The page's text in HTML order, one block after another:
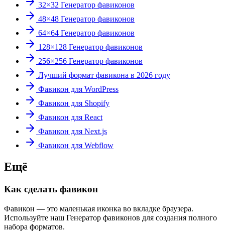
32×32 Генератор фавиконов
48×48 Генератор фавиконов
64×64 Генератор фавиконов
128×128 Генератор фавиконов
256×256 Генератор фавиконов
Лучший формат фавикона в 2026 году
Фавикон для WordPress
Фавикон для Shopify
Фавикон для React
Фавикон для Next.js
Фавикон для Webflow
Ещё
Как сделать фавикон
Фавикон — это маленькая иконка во вкладке браузера.
Используйте наш Генератор фавиконов для создания полного
набора форматов.